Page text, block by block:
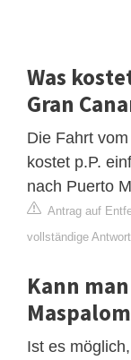
Was
Gran
Die Fahrt
kostet p.P.
nach Puerto
Antrag auf
vollständige
Kann
Ist es